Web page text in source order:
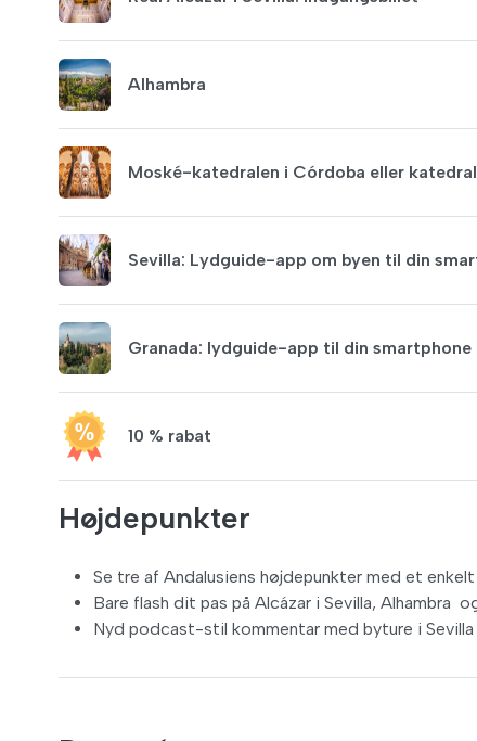
Alhambra
Moské-katedralen i Córdoba eller
Sevilla: Lydguide-app om byen til din
Granada: lydguide-app til din smartphone
10 % rabat
Højdepunkter
Se tre af Andalusiens højdepunkter med et
Bare flash dit pas på Alcázar i Sevilla, Alhambra
Nyd podcast-stil kommentar med byture i